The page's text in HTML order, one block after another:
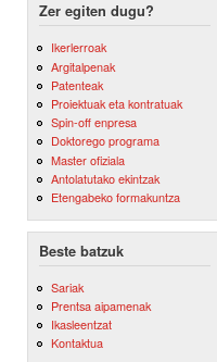
Zer egiten dugu?
Ikerlerroak
Argitalpenak
Patenteak
Proiektuak eta kontratuak
Spin-off enpresa
Doktorego programa
Master ofiziala
Antolatutako ekintzak
Etengabeko formakuntza
Beste batzuk
Sariak
Prentsa aipamenak
Ikasleentzat
Kontaktua